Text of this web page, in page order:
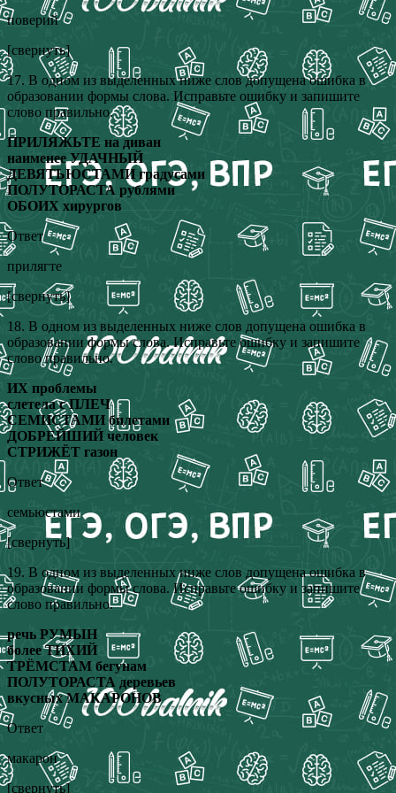
поверий
[свернуть]
17. В одном из выделенных ниже слов допущена ошибка в
образовании формы слова. Исправьте ошибку и запишите
слово правильно.
ПРИЛЯЖЬТЕ на диван
наименее УДАЧНЫЙ
ДЕВЯТЬЮСТАМИ градусами
ПОЛУТОРАСТА рублями
ОБОИХ хирургов
Ответ
прилягте
[свернуть]
18. В одном из выделенных ниже слов допущена ошибка в
образовании формы слова. Исправьте ошибку и запишите
слово правильно.
ИХ проблемы
слетела с ПЛЕЧ
СЕМИСТАМИ билетами
ДОБРЕЙШИЙ человек
СТРИЖЁТ газон
Ответ
семьюстами
[свернуть]
19. В одном из выделенных ниже слов допущена ошибка в
образовании формы слова. Исправьте ошибку и запишите
слово правильно.
речь РУМЫН
более ТИХИЙ
ТРЁМСТАМ бегунам
ПОЛУТОРАСТА деревьев
вкусных МАКАРОНОВ
Ответ
макарон
[свернуть]